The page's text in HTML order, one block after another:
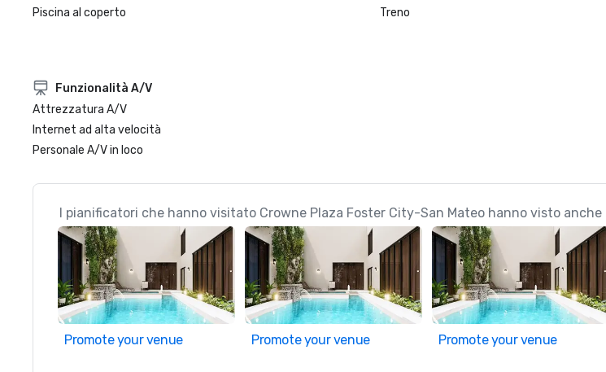
Piscina al coperto
Treno
Funzionalità A/V
Attrezzatura A/V
Internet ad alta velocità
Personale A/V in loco
I pianificatori che hanno visitato Crowne Plaza Foster City-San Mateo hanno visto anche
Promote your venue Promote your venue Promote your venue